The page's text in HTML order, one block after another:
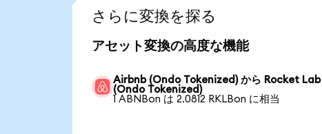
さらに変換を探る
アセット変換の高度な機能
Airbnb (Ondo Tokenized) から Rocket Lab
(Ondo Tokenized)
1 ABNBon は 2.0812 RKLBon に相当